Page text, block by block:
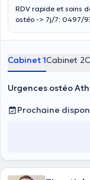
RDV rapide et soins
ostéo -> 7j/7:
Cabinet 1Cabinet 2
Urgences ostéo Ath
Prochaine